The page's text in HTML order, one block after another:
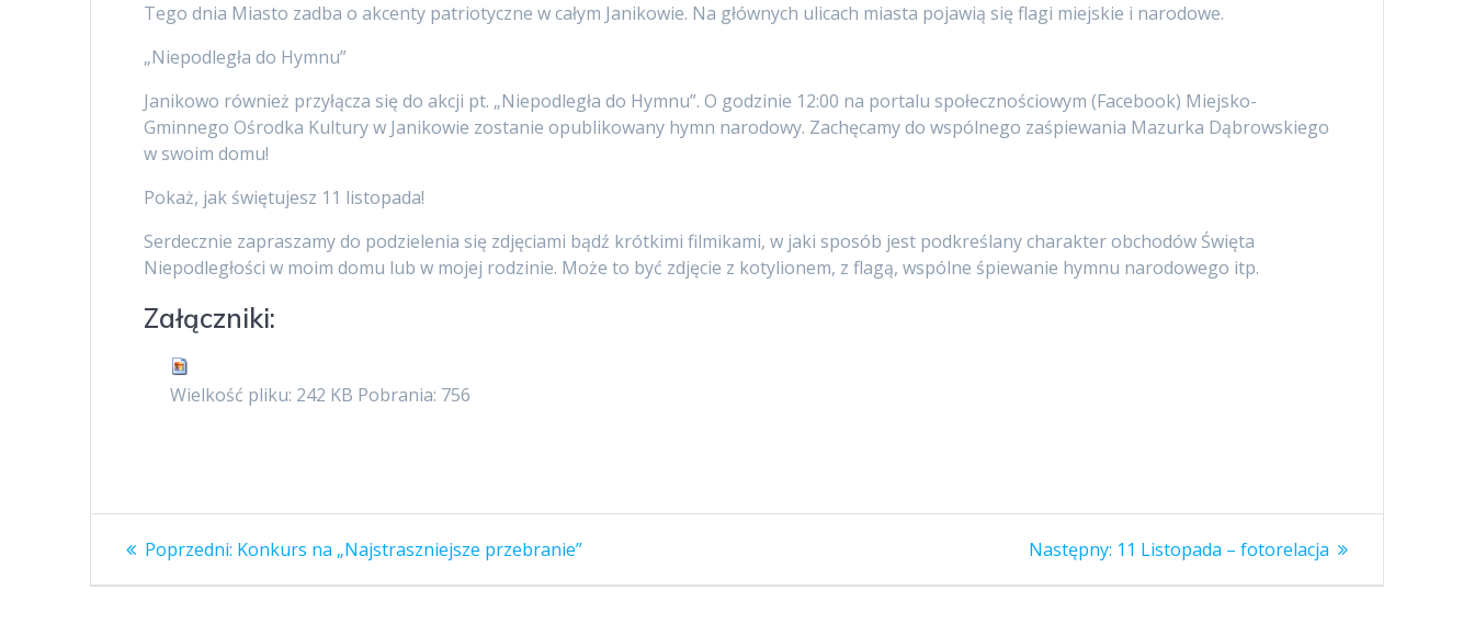
Tego dnia Miasto zadba o akcenty patriotyczne w całym Janikowie. Na głównych ulicach miasta pojawią się flagi miejskie i narodowe.
„Niepodległa do Hymnu”
Janikowo również przyłącza się do akcji pt. „Niepodległa do Hymnu”. O godzinie 12:00 na portalu społecznościowym (Facebook) Miejsko-
Gminnego Ośrodka Kultury w Janikowie zostanie opublikowany hymn narodowy. Zachęcamy do wspólnego zaśpiewania Mazurka Dąbrowskiego
w swoim domu!
Pokaż, jak świętujesz 11 listopada!
Serdecznie zapraszamy do podzielenia się zdjęciami bądź krótkimi filmikami, w jaki sposób jest podkreślany charakter obchodów Święta
Niepodległości w moim domu lub w mojej rodzinie. Może to być zdjęcie z kotylionem, z flagą, wspólne śpiewanie hymnu narodowego itp.
Załączniki:
Wielkość pliku: 242 KB Pobrania: 756
Nawigacja
wpisu
Poprzedni: Poprzedni
Konkurs na „Najstraszniejsze przebranie” Następny: Następny
11 Listopada – fotorelacja